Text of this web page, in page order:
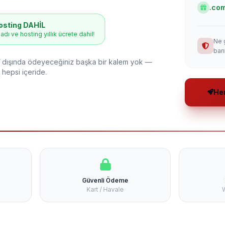
DAHİL
ve hosting yıllık ücrete dahil!
dışında ödeyeceğiniz başka bir kalem yok —
hepsi içeride.
Ne
Güvenli Ödeme
Kart / Havale